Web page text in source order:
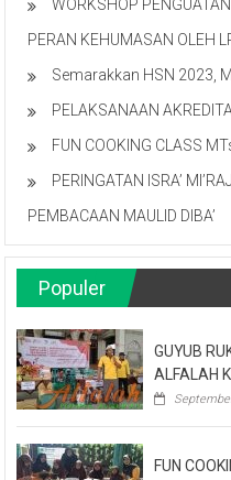
WORKSHOP
PERAN KEHUMASAN OLEH
Semarakkan HSN 2023,
PELAKSANAAN
FUN COOKING CLASS
PERINGATAN ISRA’
PEMBACAAN MAULID DIBA’
Populer
GUYUB
ALFALAH
FUN